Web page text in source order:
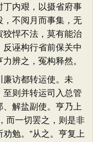
内艰，以摄省府事
不阅月而事集，无
悍不法，莫有能治
诬构行省前保关中
辨之，冤构释然。
访都转运使。未
至则并转运司入总管
解盐副使。亨乃上
而一切罢之，则是非
勉。”从之。亨复上